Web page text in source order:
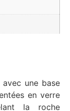
une base
en verre
la roche